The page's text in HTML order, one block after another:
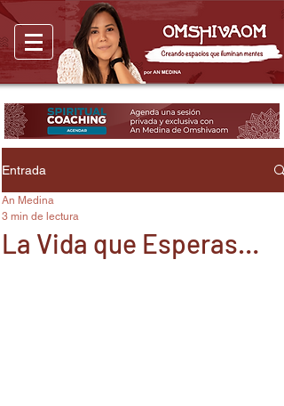
Entrada
La Vida que Esperas…
An Medina
3 min de lectura